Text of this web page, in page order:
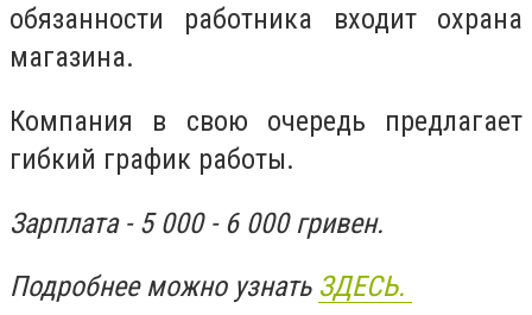
обязанности работника входит охрана
магазина.
Компания в свою очередь предлагает
гибкий график работы.
Зарплата - 5 000 - 6 000 гривен.
Подробнее можно узнать ЗДЕСЬ.